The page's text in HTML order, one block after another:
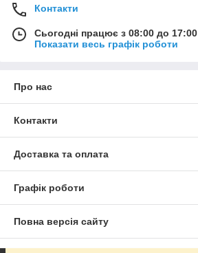
Контакти
Сьогодні працює з 08:00 до 17:00
Показати весь графік роботи
Про нас
Контакти
Доставка та оплата
Графік роботи
Повна версія сайту